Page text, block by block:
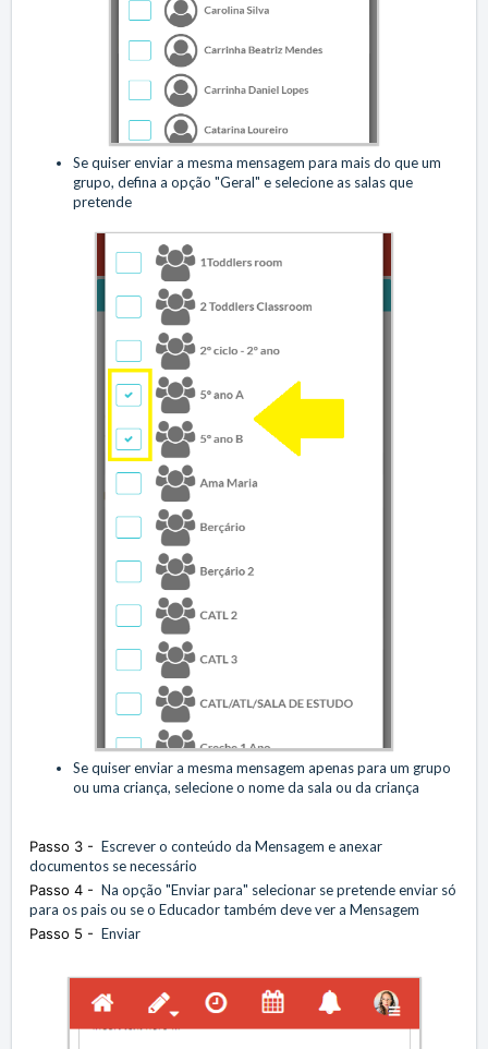
Se quiser enviar a mesma mensagem para mais do que um
grupo, defina a opção "Geral" e selecione as salas que
pretende
Se quiser enviar a mesma mensagem apenas para um grupo
ou uma criança, selecione o nome da sala ou da criança
Passo 3 - Escrever o conteúdo da Mensagem e anexar
documentos se necessário
Passo 4 - Na opção "Enviar para" selecionar se pretende enviar só
para os pais ou se o Educador também deve ver a Mensagem
Passo 5 - Enviar